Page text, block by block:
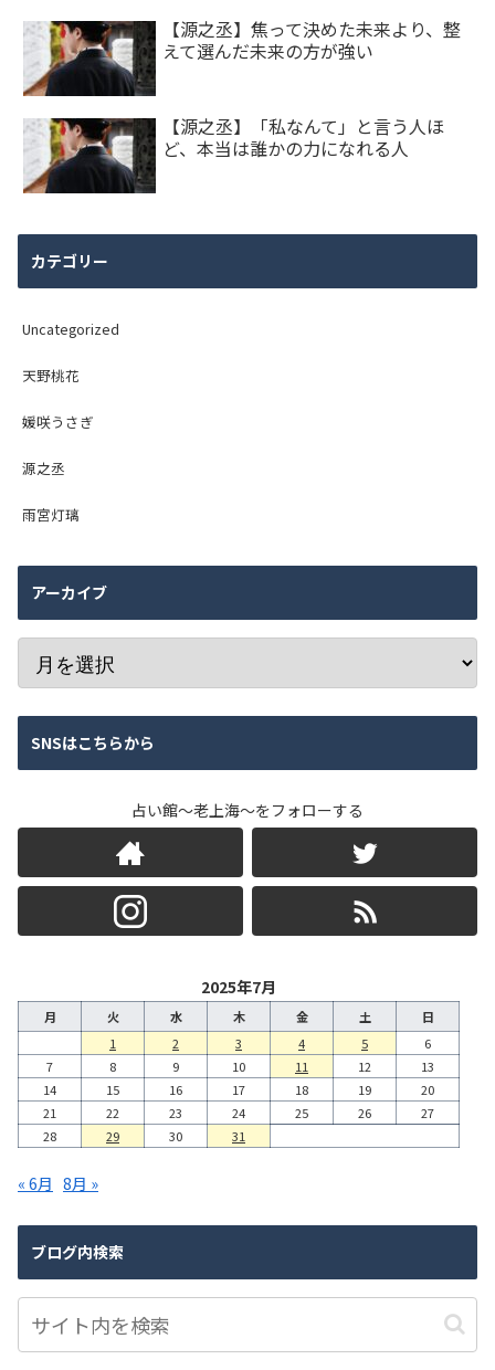
【源之丞】焦って決めた未来より、整
えて選んだ未来の方が強い
【源之丞】「私なんて」と言う人ほ
ど、本当は誰かの力になれる人
カテゴリー
Uncategorized
天野桃花
媛咲うさぎ
源之丞
雨宮灯璃
アーカイブ
SNSはこちらから
占い館～老上海～をフォローする
2025年7月
月 火 水 木 金 土
日
1
2 3 4 5
6
7
8 9 10 11 12
13
14
15 16 17 18 19
20
21
22 23 24 25 26
27
28
29 30 31
« 6月 8月 »
ブログ内検索